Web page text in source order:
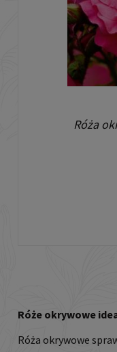
Róża
Róże okrywowe
Róża okrywowe